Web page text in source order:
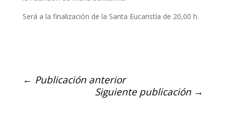
Será a la finalización de la Santa Eucaristía de 20,00 h.
← Publicación anterior
Siguiente publicación →